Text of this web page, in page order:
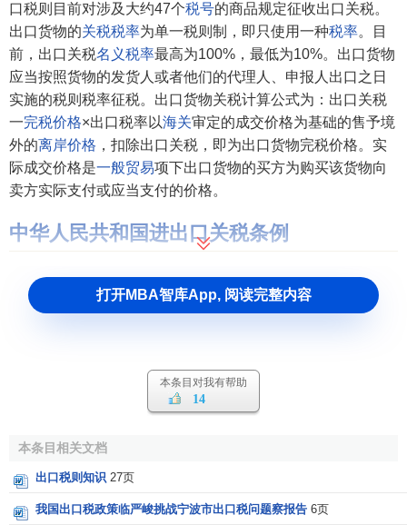
口税则目前对涉及大约47个税号的商品规定征收出口关税。
出口货物的关税税率为单一税则制，即只使用一种税率。目
前，出口关税名义税率最高为100%，最低为10%。出口货物
应当按照货物的发货人或者他们的代理人、申报人出口之日
实施的税则税率征税。出口货物关税计算公式为：出口关税
一完税价格×出口税率以海关审定的成交价格为基础的售予境
外的离岸价格 ，扣除出口关税，即为出口货物完税价格。实
际成交价格是一般贸易项下出口货物的买方为购买该货物向
卖方实际支付或应当支付的价格。
中华人民共和国进出口关税条例
中华人民共和国务院令第392号
《中华人民共和国进出口关税条例》已经2003年10月29
第一章 总 则
第一条 为了贯彻对外开放政策，促进对外经济贸易和国
打开MBA智库App, 阅读完整内容
本条目对我有帮助
14
本条目相关文档
出口税则知识 27页
我国出口税政策临严峻挑战宁波市出口税问题察报告 6页